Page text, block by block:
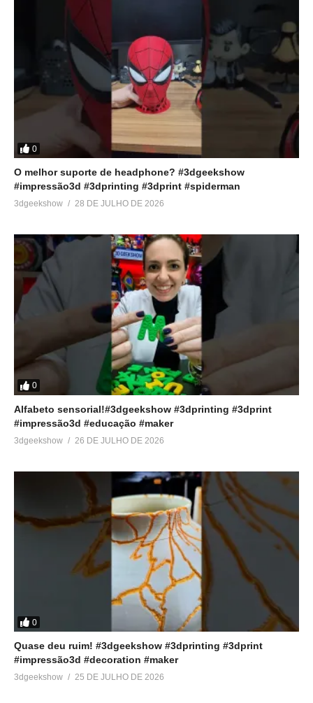
0
O melhor suporte de headphone? #3dgeekshow
#impressão3d #3dprinting #3dprint #spiderman
3dgeekshow 28 DE JULHO DE 2026
0
Alfabeto sensorial!#3dgeekshow #3dprinting #3dprint
#impressão3d #educação #maker
3dgeekshow 26 DE JULHO DE 2026
0
Quase deu ruim! #3dgeekshow #3dprinting #3dprint
#impressão3d #decoration #maker
3dgeekshow 25 DE JULHO DE 2026